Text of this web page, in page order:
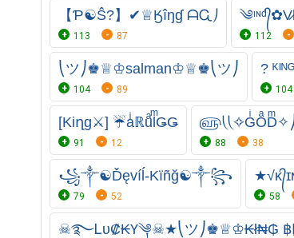
【Ƥ☯Ŝ?】✔♕⁣⁣Ӄîŋɠ ᗩᏩ⎠
113 87 112
⎝ツ⎠♚♕♔salman♔♕♚⎝ツ⎠
104 89
?
104
[Kiղg⚔] ☔aͥℝuͣlͫǤǤ
91 12 88 38
꧁༒☯️Ďęvíĺ-Kïñğ☯️༒꧂
79 52 58
☠࿐Ꮮᴜ₡₭Ү༆☠★⎝ツ⎠♚♕♔₭ł₦₲ ฿